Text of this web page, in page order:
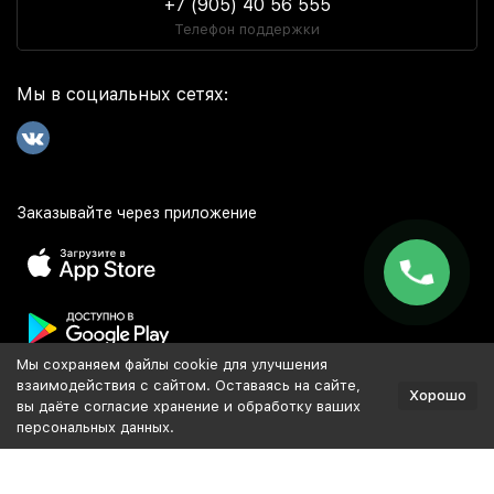
+7 (905) 40 56 555
Телефон поддержки
Мы в социальных сетях:
Заказывайте через приложение
Популярное
Мы сохраняем файлы cookie для улучшения
взаимодействия с сайтом. Оставаясь на сайте,
вы даёте согласие хранение и обработку ваших
персональных данных.
Хорошо